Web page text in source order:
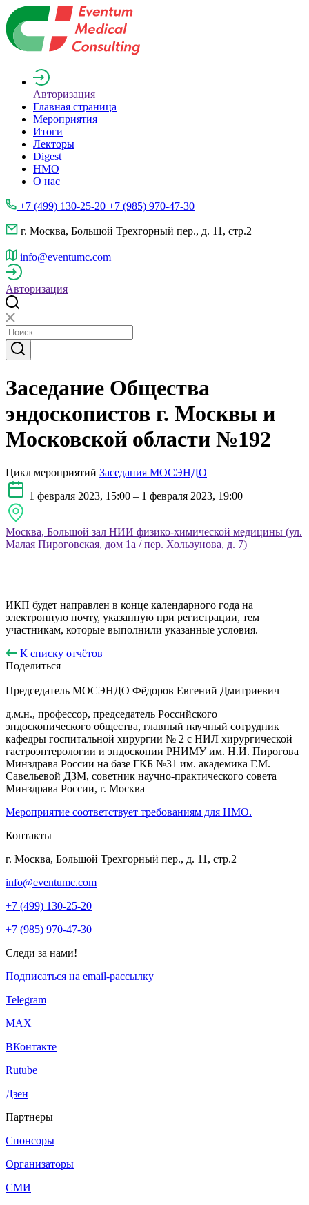
Авторизация
Главная страница
Мероприятия
Итоги
Лекторы
Digest
НМО
О нас
+7 (499) 130-25-20 +7 (985) 970-47-30
г. Москва, Большой Трехгорный пер., д. 11, стр.2
info@eventumc.com
Авторизация
Заседание Общества
эндоскопистов г. Москвы и
Московской области №192
Цикл мероприятий Заседания МОСЭНДО
1 февраля 2023, 15:00 – 1 февраля 2023, 19:00
Москва, Большой зал НИИ физико-химической медицины (ул.
Малая Пироговская, дом 1а / пер. Хользунова, д. 7)
ИКП будет направлен в конце календарного года на
электронную почту, указанную при регистрации, тем
участникам, которые выполнили указанные условия.
К списку отчётов
Поделиться
Председатель МОСЭНДО Фёдоров Евгений Дмитриевич
д.м.н., профессор, председатель Российского
эндоскопического общества, главный научный сотрудник
кафедры госпитальной хирургии № 2 с НИЛ хирургической
гастроэнтерологии и эндоскопии РНИМУ им. Н.И. Пирогова
Минздрава России на базе ГКБ №31 им. академика Г.М.
Савельевой ДЗМ, советник научно-практического совета
Минздрава России, г. Москва
Мероприятие соответствует требованиям для НМО.
Контакты
г. Москва, Большой Трехгорный пер., д. 11, стр.2
info@eventumc.com
+7 (499) 130-25-20
+7 (985) 970-47-30
Следи за нами!
Подписаться на email-рассылку
Telegram
МАХ
ВКонтакте
Rutube
Дзен
Партнеры
Спонсоры
Организаторы
СМИ